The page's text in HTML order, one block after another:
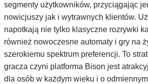
segmenty użytkowników, przyciągając
nowicjuszy jak i wytrawnych klientów.
napotkają nie tylko klasyczne rozrywki
również nowoczesne automaty i gry na
szerokiemu spektrum preferencji. To
gracza czyni platforma Bison jest
dla osób w każdym wieku i o